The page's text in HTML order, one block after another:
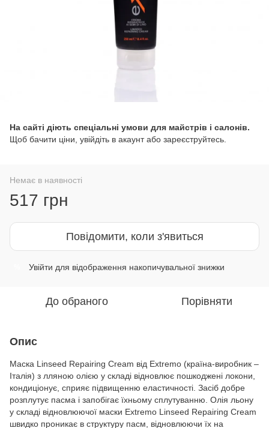
На сайті діють спеціальні умови для майстрів і салонів.
Щоб бачити ціни, увійдіть в акаунт або зареєструйтесь.
Немає в наявності
517 грн
Повідомити, коли з'явиться
Увійти для відображення накопичувальної знижки
До обраного Порівняти
Опис
Маска Linseed Repairing Cream від Extremo (країна-виробник –
Італія) з лляною олією у складі відновлює пошкоджені локони,
кондиціонує, сприяє підвищенню еластичності. Засіб добре
розплутує пасма і запобігає їхньому сплутуванню. Олія льону
у складі відновлюючої маски Extremo Linseed Repairing Cream
швидко проникає в структуру пасм, відновлюючи їх на